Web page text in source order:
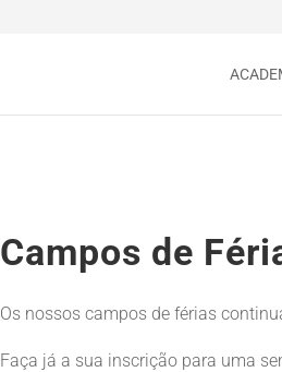
Campos de
Os nossos campos de férias
Faça já a sua inscrição para uma